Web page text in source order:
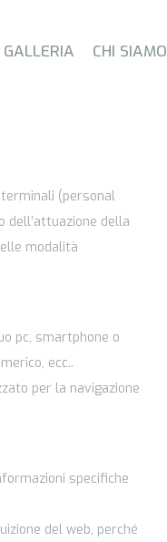
GALLERIA CHI SIAMO
terminali (personal
della
modalità
pc, smartphone o
ecc..
per la navigazione
specifiche
del web, perché